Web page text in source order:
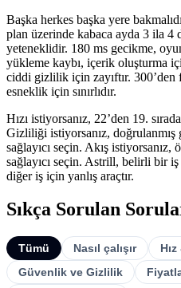
Başka herkes başka yere
plan üzerinde kabaca ayda 3 ila 4
yeteneklidir. 180 ms gecikme,
yükleme kaybı, içerik oluşturma
ciddi gizlilik için zayıftır. 300’den
esneklik için sınırlıdır.
Hızı istiyorsanız, 22’den 19.
Gizliliği istiyorsanız,
sağlayıcı seçin. Akış istiyorsanız,
sağlayıcı seçin. Astrill, belirli bir
diğer iş için yanlış araçtır.
Sıkça Sorulan
Tümü Nasıl çalışır
Güvenlik ve Gizlilik